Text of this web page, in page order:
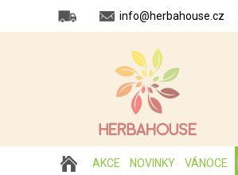
info@herbahouse.cz
AKCE NOVINKY VÁNOCE